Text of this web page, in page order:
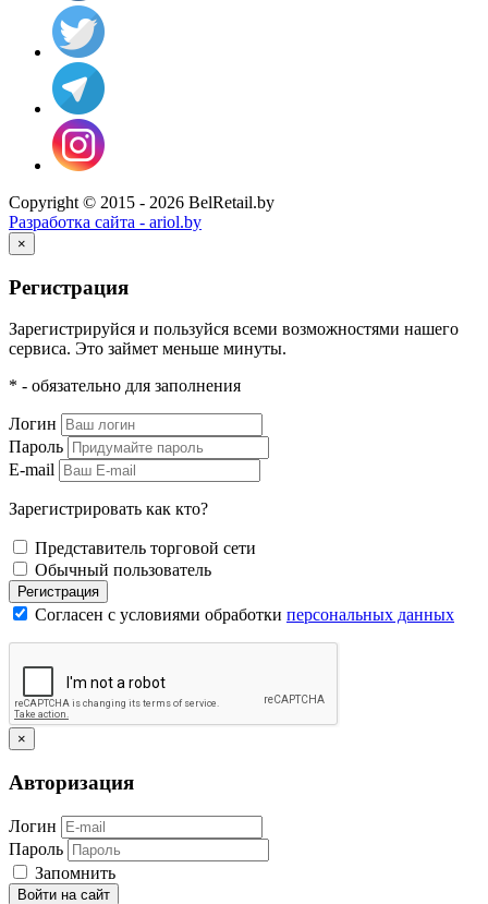
Copyright © 2015 - 2026 BelRetail.by
Разработка сайта - ariol.by
×
Регистрация
Зарегистрируйся и пользуйся всеми возможностями нашего
сервиса. Это займет меньше минуты.
* - обязательно для заполнения
Логин
Пароль
E-mail
Зарегистрировать как кто?
Представитель торговой сети
Обычный пользователь
Регистрация
Согласен с условиями обработки персональных данных
×
Авторизация
Логин
Пароль
Запомнить
Войти на сайт